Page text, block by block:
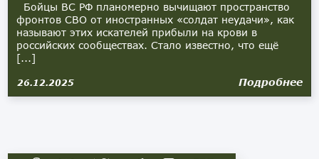
Бойцы ВС РФ планомерно вычищают пространство
фронтов СВО от иностранных «солдат неудачи», как
называют этих искателей прибыли на крови в
российских сообществах. Стало известно, что ещё
[...]
26.12.2025 Подробнее